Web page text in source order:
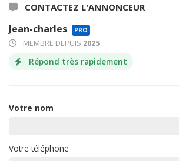
CONTACTEZ L'ANNONCEUR
Jean-charles PRO
MEMBRE DEPUIS 2025
Répond très rapidement
Votre nom
Votre téléphone